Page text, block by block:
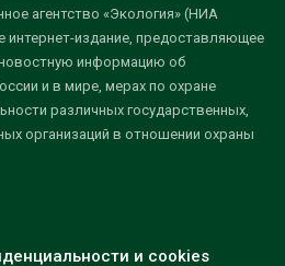
агентство «Экология» (НИА
интернет-издание, предоставляющее
информацию об
и в мире, мерах по охране
различных государственных,
организаций в отношении охраны
и cookies